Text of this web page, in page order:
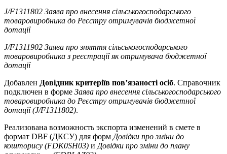
J/F1311802 Заява про внесення сільськогосподарського
товаровиробника до Реєстру отримувачів бюджетної
дотації
J/F1311902 Заява про зняття сільськогосподарського
товаровиробника з реєстрації як отримувача бюджетної
дотації
Добавлен Довідник критеріїв пов’язаності осіб. Справочник
подключен в форме Заява про внесення сільськогосподарського
товаровиробника до Реєстру отримувачів бюджетної
дотації (J/F1311802).
Реализована возможность экспорта изменений в смете в
формат DBF (ДКСУ) для форм Довідки про зміни до
кошторису (FDK0SH03) и Довідки про зміни до плану